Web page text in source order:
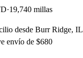
19,740 millas
desde Burr Ridge, IL
envío de $680